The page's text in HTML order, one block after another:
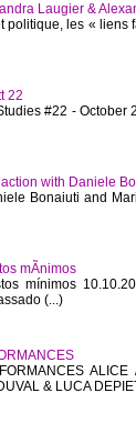
Laugier &
politique, les «
22
#22 - October
with Daniele
Bonaiuti and
mÃ­nimos
mínimos
(...)
& LUCA